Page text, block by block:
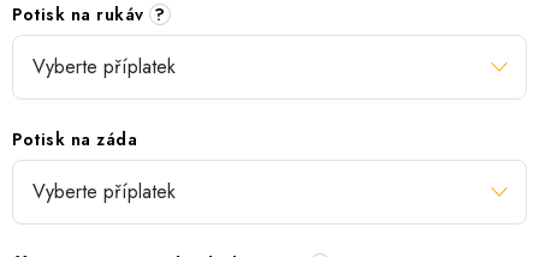
Potisk na rukáv ?
Potisk na záda